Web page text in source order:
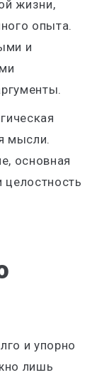
жизни,
опыта.
и
мысли.
основная
целостность
и упорно
лишь